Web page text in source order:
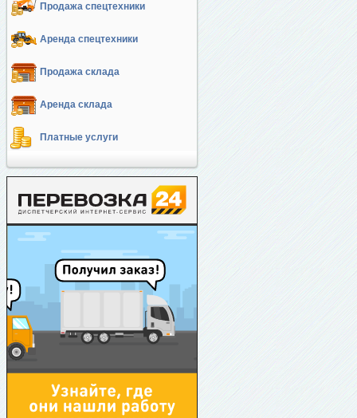
Продажа спецтехники
Аренда спецтехники
Продажа склада
Аренда склада
Платные услуги